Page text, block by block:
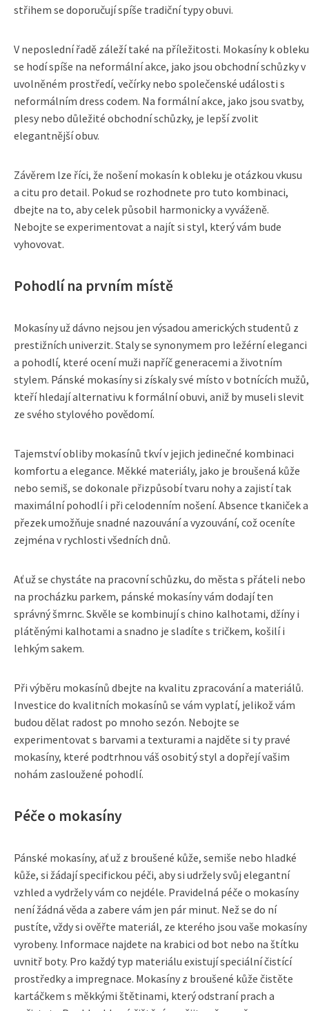
střihem se doporučují spíše tradiční typy obuvi.
V neposlední řadě záleží také na příležitosti. Mokasíny k obleku
se hodí spíše na neformální akce, jako jsou obchodní schůzky v
uvolněném prostředí, večírky nebo společenské události s
neformálním dress codem. Na formální akce, jako jsou svatby,
plesy nebo důležité obchodní schůzky, je lepší zvolit
elegantnější obuv.
Závěrem lze říci, že nošení mokasín k obleku je otázkou vkusu
a citu pro detail. Pokud se rozhodnete pro tuto kombinaci,
dbejte na to, aby celek působil harmonicky a vyváženě.
Nebojte se experimentovat a najít si styl, který vám bude
vyhovovat.
Pohodlí na prvním místě
Mokasíny už dávno nejsou jen výsadou amerických studentů z
prestižních univerzit. Staly se synonymem pro ležérní eleganci
a pohodlí, které ocení muži napříč generacemi a životním
stylem. Pánské mokasíny si získaly své místo v botnících mužů,
kteří hledají alternativu k formální obuvi, aniž by museli slevit
ze svého stylového povědomí.
Tajemství obliby mokasínů tkví v jejich jedinečné kombinaci
komfortu a elegance. Měkké materiály, jako je broušená kůže
nebo semiš, se dokonale přizpůsobí tvaru nohy a zajistí tak
maximální pohodlí i při celodenním nošení. Absence tkaniček a
přezek umožňuje snadné nazouvání a vyzouvání, což oceníte
zejména v rychlosti všedních dnů.
Ať už se chystáte na pracovní schůzku, do města s přáteli nebo
na procházku parkem, pánské mokasíny vám dodají ten
správný šmrnc. Skvěle se kombinují s chino kalhotami, džíny i
plátěnými kalhotami a snadno je sladíte s tričkem, košilí i
lehkým sakem.
Při výběru mokasínů dbejte na kvalitu zpracování a materiálů.
Investice do kvalitních mokasínů se vám vyplatí, jelikož vám
budou dělat radost po mnoho sezón. Nebojte se
experimentovat s barvami a texturami a najděte si ty pravé
mokasíny, které podtrhnou váš osobitý styl a dopřejí vašim
nohám zasloužené pohodlí.
Péče o mokasíny
Pánské mokasíny, ať už z broušené kůže, semiše nebo hladké
kůže, si žádají specifickou péči, aby si udržely svůj elegantní
vzhled a vydržely vám co nejdéle. Pravidelná péče o mokasíny
není žádná věda a zabere vám jen pár minut. Než se do ní
pustíte, vždy si ověřte materiál, ze kterého jsou vaše mokasíny
vyrobeny. Informace najdete na krabici od bot nebo na štítku
uvnitř boty. Pro každý typ materiálu existují speciální čistící
prostředky a impregnace. Mokasíny z broušené kůže čistěte
kartáčkem s měkkými štětinami, který odstraní prach a